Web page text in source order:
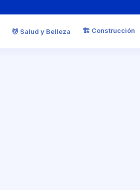
💆 Salud y Belleza 🏗️ Construcción